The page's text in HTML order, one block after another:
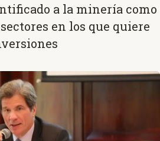
a la minería como
en los que quiere